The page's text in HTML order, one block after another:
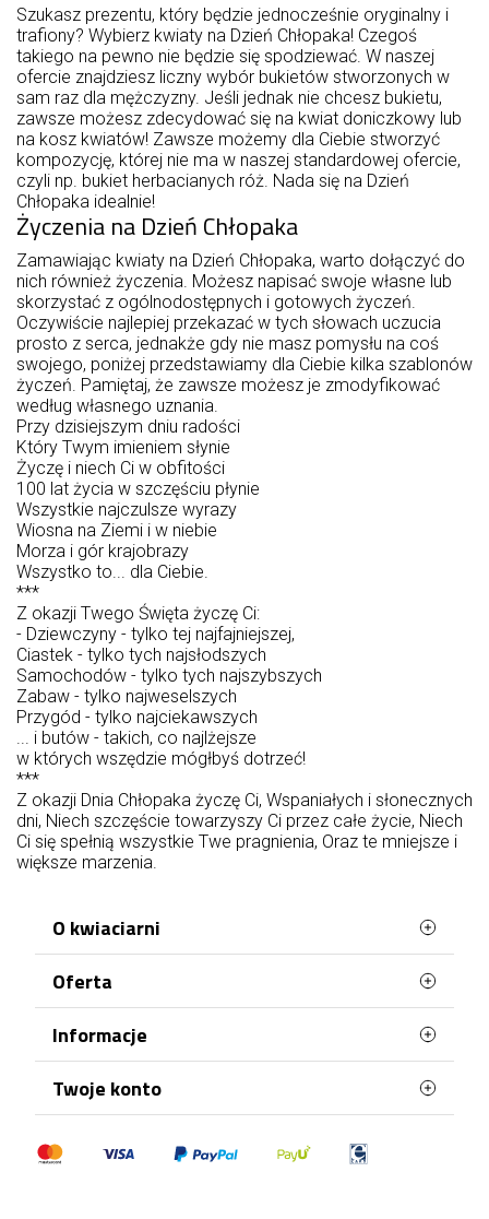
Szukasz prezentu, który będzie jednocześnie oryginalny i
trafiony? Wybierz kwiaty na Dzień Chłopaka! Czegoś
takiego na pewno nie będzie się spodziewać. W naszej
ofercie znajdziesz liczny wybór bukietów stworzonych w
sam raz dla mężczyzny. Jeśli jednak nie chcesz bukietu,
zawsze możesz zdecydować się na kwiat doniczkowy lub
na kosz kwiatów! Zawsze możemy dla Ciebie stworzyć
kompozycję, której nie ma w naszej standardowej ofercie,
czyli np. bukiet herbacianych róż. Nada się na Dzień
Chłopaka idealnie!
Życzenia na Dzień Chłopaka
Zamawiając kwiaty na Dzień Chłopaka, warto dołączyć do
nich również życzenia. Możesz napisać swoje własne lub
skorzystać z ogólnodostępnych i gotowych życzeń.
Oczywiście najlepiej przekazać w tych słowach uczucia
prosto z serca, jednakże gdy nie masz pomysłu na coś
swojego, poniżej przedstawiamy dla Ciebie kilka szablonów
życzeń. Pamiętaj, że zawsze możesz je zmodyfikować
według własnego uznania.
Przy dzisiejszym dniu radości
Który Twym imieniem słynie
Życzę i niech Ci w obfitości
100 lat życia w szczęściu płynie
Wszystkie najczulsze wyrazy
Wiosna na Ziemi i w niebie
Morza i gór krajobrazy
Wszystko to... dla Ciebie.
***
Z okazji Twego Święta życzę Ci:
- Dziewczyny - tylko tej najfajniejszej,
Ciastek - tylko tych najsłodszych
Samochodów - tylko tych najszybszych
Zabaw - tylko najweselszych
Przygód - tylko najciekawszych
... i butów - takich, co najlżejsze
w których wszędzie mógłbyś dotrzeć!
***
Z okazji Dnia Chłopaka życzę Ci, Wspaniałych i słonecznych
dni, Niech szczęście towarzyszy Ci przez całe życie, Niech
Ci się spełnią wszystkie Twe pragnienia, Oraz te mniejsze i
większe marzenia.
O kwiaciarni
WaszaKwiaciarnia stworzona jest z myślą o
Tobie!
Posiadamy ponad 20 lat doświadczenia i
każdego dnia doręczamy kwiaty na terenie całej
Polski. Róże, bukiety, kosze kwiatów, kwiaty
doniczkowe, kwiaty na pogrzeb – wszystko to
okazja jest odpowiednia, by wręczyć komuś
kwiaty. Zamów je już dzisiaj i zaskocz bliskich!
Oferta
Mapa strony
Informacje
Regulamin
Polityka Prywatności
Twoje konto
Zamówienia